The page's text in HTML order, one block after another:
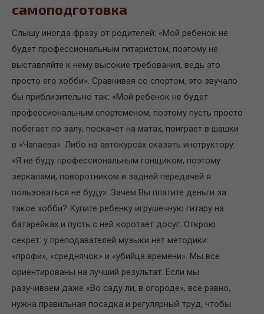
самоподготовка
Слышу иногда фразу от родителей: «Мой ребенок не
будет профессиональным гитаристом, поэтому не
выставляйте к нему высокие требования, ведь это
просто его хобби». Сравнивая со спортом, это звучало
бы приблизительно так: «Мой ребенок не будет
профессиональным спортсменом, поэтому пусть просто
побегает по залу, поскачет на матах, поиграет в шашки
в «Чапаева». Либо на автокурсах сказать инструктору:
«Я не буду профессиональным гонщиком, поэтому
зеркалами, поворотником и задней передачей я
пользоваться не буду». Зачем Вы платите деньги за
такое хобби? Купите ребенку игрушечную гитару на
батарейках и пусть с ней коротает досуг. Открою
секрет: у преподавателей музыки нет методики:
«профи», «среднячок» и «убийца времени». Мы все
ориентированы на лучший результат. Если мы
разучиваем даже «Во саду ли, в огороде», все равно,
нужна правильная посадка и регулярный труд, чтобы